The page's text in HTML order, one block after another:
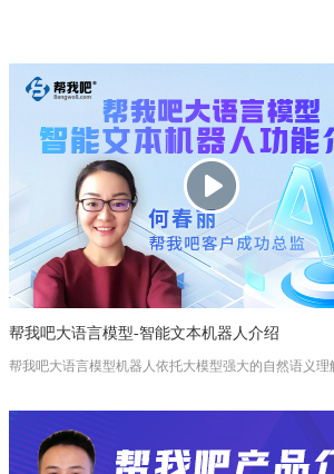
帮我吧大语言模型-智能文本机器人介绍